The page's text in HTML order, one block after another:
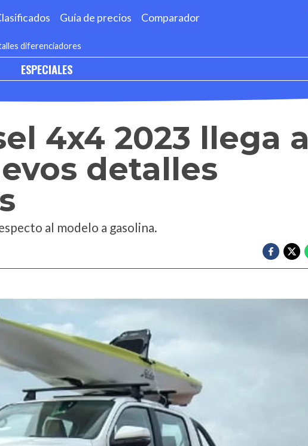
Guía de precios Comparador
diferenciadores
ESPECIALES
4x4 2023 llega a
detalles
al modelo a gasolina.